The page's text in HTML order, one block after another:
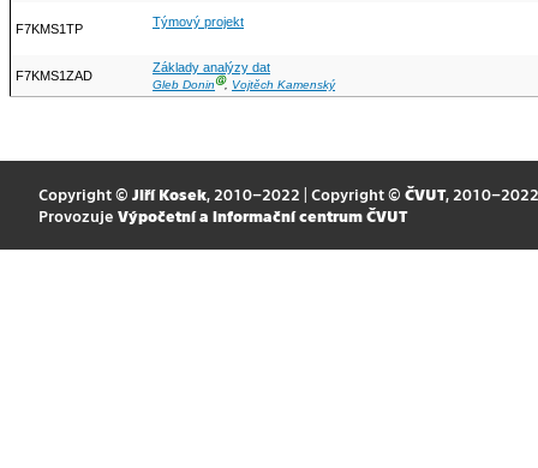
F7KMS1TP Týmový projekt
F7KMS1ZAD
Základy analýzy dat
Gleb DoninⒼ, Vojtěch Kamenský
Copyright © Jiří Kosek, 2010–2022 | Copyright © ČVUT, 2010–2022
Provozuje Výpočetní a informační centrum ČVUT